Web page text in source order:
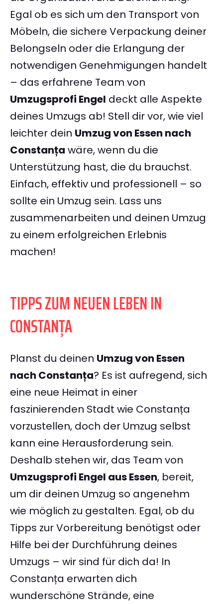
Egal ob es sich um den Transport von
Möbeln, die sichere Verpackung deiner
Belongseln oder die Erlangung der
notwendigen Genehmigungen handelt
– das erfahrene Team von
Umzugsprofi Engel deckt alle Aspekte
deines Umzugs ab! Stell dir vor, wie viel
leichter dein Umzug von Essen nach
Constanța wäre, wenn du die
Unterstützung hast, die du brauchst.
Einfach, effektiv und professionell – so
sollte ein Umzug sein. Lass uns
zusammenarbeiten und deinen Umzug
zu einem erfolgreichen Erlebnis
machen!
TIPPS ZUM NEUEN LEBEN IN
CONSTANȚA
Planst du deinen Umzug von Essen
nach Constanța? Es ist aufregend, sich
eine neue Heimat in einer
faszinierenden Stadt wie Constanța
vorzustellen, doch der Umzug selbst
kann eine Herausforderung sein.
Deshalb stehen wir, das Team von
Umzugsprofi Engel aus Essen, bereit,
um dir deinen Umzug so angenehm
wie möglich zu gestalten. Egal, ob du
Tipps zur Vorbereitung benötigst oder
Hilfe bei der Durchführung deines
Umzugs – wir sind für dich da! In
Constanța erwarten dich
wunderschöne Strände, eine